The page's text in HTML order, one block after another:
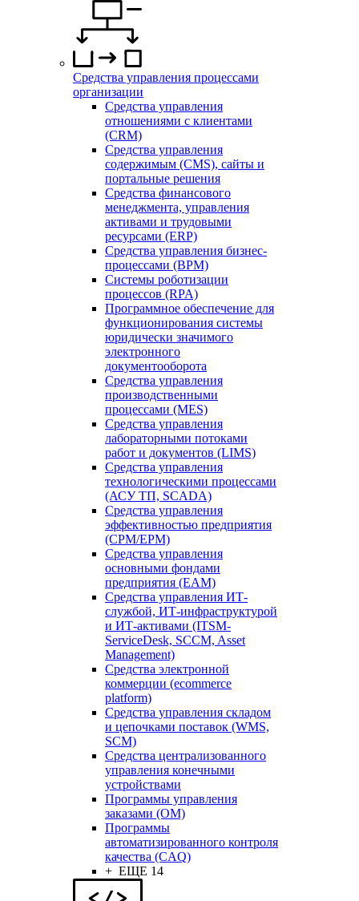
Средства управления процессами
организации
Средства управления
отношениями с клиентами
(CRM)
Средства управления
содержимым (CMS), сайты и
портальные решения
Средства финансового
менеджмента, управления
активами и трудовыми
ресурсами (ERP)
Средства управления бизнес-
процессами (BPM)
Системы роботизации
процессов (RPA)
Программное обеспечение для
функционирования системы
юридически значимого
электронного
документооборота
Средства управления
производственными
процессами (MES)
Средства управления
лабораторными потоками
работ и документов (LIMS)
Средства управления
технологическими процессами
(АСУ ТП, SCADA)
Средства управления
эффективностью предприятия
(CPM/EPM)
Средства управления
основными фондами
предприятия (EAM)
Средства управления ИТ-
службой, ИТ-инфраструктурой
и ИТ-активами (ITSM-
ServiceDesk, SCCM, Asset
Management)
Средства электронной
коммерции (ecommerce
platform)
Средства управления складом
и цепочками поставок (WMS,
SCM)
Средства централизованного
управления конечными
устройствами
Программы управления
заказами (OM)
Программы
автоматизированного контроля
качества (CAQ)
+ ЕЩЕ 14